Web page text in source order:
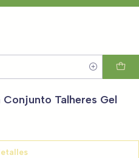
Talheres Gel